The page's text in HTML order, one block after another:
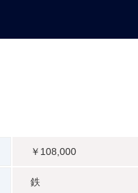
￥108,000
鉄